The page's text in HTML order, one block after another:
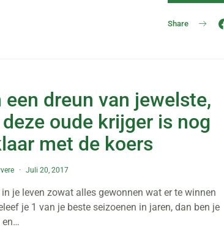
Share
een dreun van jewelste,
oude krijger is nog
met de koers
Juli 20, 2017
in je leven zowat alles gewonnen wat er te winnen
je 1 van je beste seizoenen in jaren, dan ben je
en…